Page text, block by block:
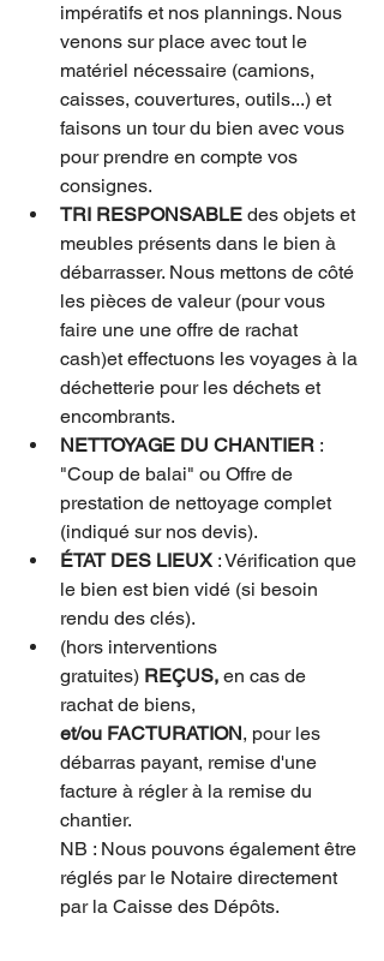
impératifs et nos plannings. Nous
venons sur place avec tout le
matériel nécessaire (camions,
caisses, couvertures, outils...) et
faisons un tour du bien avec vous
pour prendre en compte vos
consignes.
TRI RESPONSABLE des objets et
meubles présents dans le bien à
débarrasser. Nous mettons de côté
les pièces de valeur (pour vous
faire une une offre de rachat
cash)et effectuons les voyages à la
déchetterie pour les déchets et
encombrants.
NETTOYAGE DU CHANTIER :
"Coup de balai" ou Offre de
prestation de nettoyage complet
(indiqué sur nos devis).
ÉTAT DES LIEUX : Vérification que
le bien est bien vidé (si besoin
rendu des clés).
(hors interventions
gratuites) REÇUS, en cas de
rachat de biens,
et/ou FACTURATION, pour les
débarras payant, remise d'une
facture à régler à la remise du
chantier.
NB : Nous pouvons également être
réglés par le Notaire directement
par la Caisse des Dépôts.